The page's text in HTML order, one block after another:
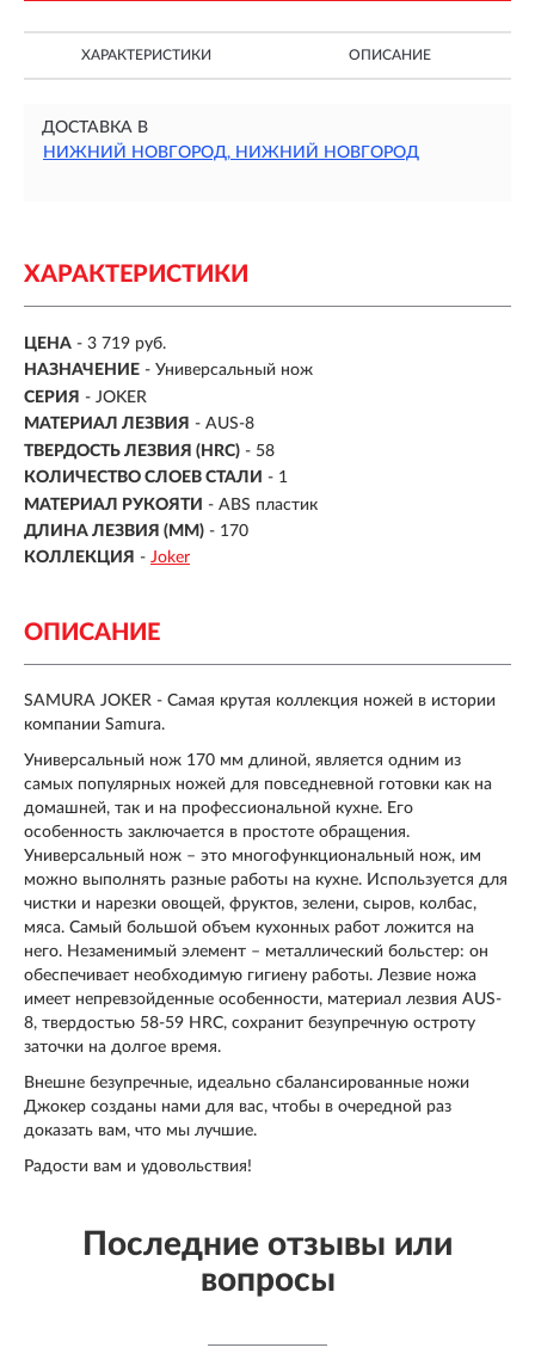
ХАРАКТЕРИСТИКИ ОПИСАНИЕ
ДОСТАВКА В
НИЖНИЙ НОВГОРОД, НИЖНИЙ НОВГОРОД
ХАРАКТЕРИСТИКИ
ЦЕНА - 3 719 руб.
НАЗНАЧЕНИЕ - Универсальный нож
СЕРИЯ - JOKER
МАТЕРИАЛ ЛЕЗВИЯ - AUS-8
ТВЕРДОСТЬ ЛЕЗВИЯ (HRC) - 58
КОЛИЧЕСТВО СЛОЕВ СТАЛИ - 1
МАТЕРИАЛ РУКОЯТИ - ABS пластик
ДЛИНА ЛЕЗВИЯ (ММ) - 170
КОЛЛЕКЦИЯ - Joker
ОПИСАНИЕ
SAMURA JOKER - Самая крутая коллекция ножей в истории
компании Samura.
Универсальный нож 170 мм длиной, является одним из
самых популярных ножей для повседневной готовки как на
домашней, так и на профессиональной кухне. Его
особенность заключается в простоте обращения.
Универсальный нож – это многофункциональный нож, им
можно выполнять разные работы на кухне. Используется для
чистки и нарезки овощей, фруктов, зелени, сыров, колбас,
мяса. Самый большой объем кухонных работ ложится на
него. Незаменимый элемент – металлический больстер: он
обеспечивает необходимую гигиену работы. Лезвие ножа
имеет непревзойденные особенности, материал лезвия AUS-
8, твердостью 58-59 HRC, сохранит безупречную остроту
заточки на долгое время.
Внешне безупречные, идеально сбалансированные ножи
Джокер созданы нами для вас, чтобы в очередной раз
доказать вам, что мы лучшие.
Радости вам и удовольствия!
Последние отзывы или
вопросы